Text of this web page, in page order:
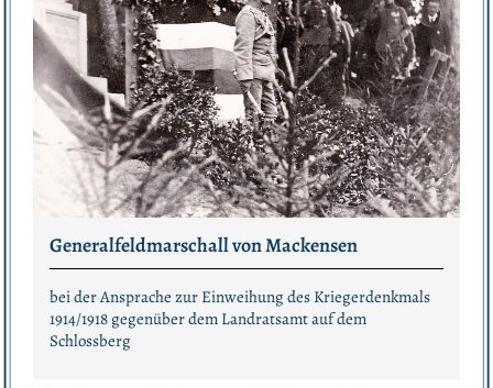
Generalfeldmarschall von Mackensen
bei der Ansprache zur Einweihung des Kriegerdenkmals
1914/1918 gegenüber dem Landratsamt auf dem
Schlossberg